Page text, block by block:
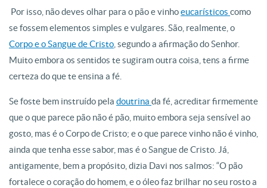
Por isso, não deves olhar para o pão e vinhoeucarísticos como
se fossem elementos simples e vulgares. São, realmente, o
Corpo e o Sangue de Cristo , segundo a afirmação do Senhor.
Muito embora os sentidos te sugiram outra coisa, tens a firme
certeza do que te ensina a fé.
Se foste bem instruído pela doutrina da fé, acreditar firmemente
que o que parece pão não é pão, muito embora seja sensível ao
gosto, mas é o Corpo de Cristo; e o que parece vinho não é vinho,
ainda que tenha esse sabor, mas é o Sangue de Cristo. Já,
antigamente, bem a propósito, dizia Davi nos salmos: “O pão
fortalece o coração do homem, e o óleo faz brilhar no seu rosto a